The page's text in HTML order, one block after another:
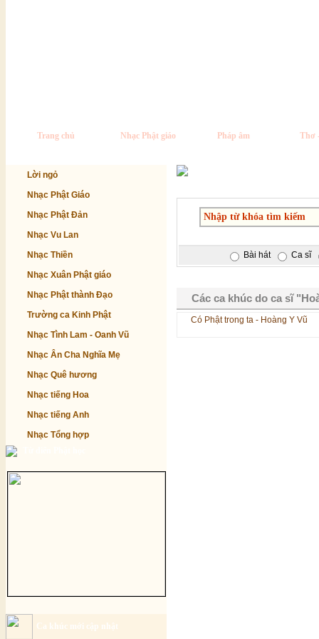
Trang chủ Nhạc Phật giáo Pháp âm Thơ
Lời ngỏ
Nhạc Phật Giáo
Nhạc Phật Đản
Nhạc Vu Lan
Nhạc Thiền
Nhạc Xuân Phật giáo
Nhạc Phật thành Đạo
Trường ca Kinh Phật
Nhạc Tình Lam - Oanh Vũ
Nhạc Ân Cha Nghĩa Mẹ
Nhạc Quê hương
Nhạc tiếng Hoa
Nhạc tiếng Anh
Nhạc Tổng hợp
Ca khúc mới cập nhật
Bài hát Ca sĩ
Các ca khúc do ca sĩ
Có Phật trong ta - Hoàng Y Vũ